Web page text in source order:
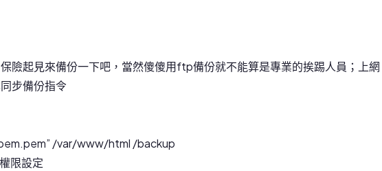
險起見來備份一下吧，當然傻傻用ftp備份就不能算是專業的挨踢人員；上網
步備份指令
/var/www/html /backup
限設定